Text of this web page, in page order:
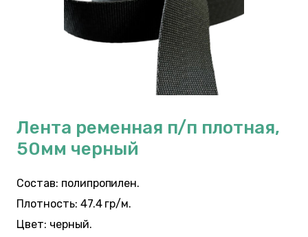
Лента ременная п/п плотная,
50мм черный
Состав: полипропилен.
Плотность: 47.4 гр/м.
Цвет: черный.